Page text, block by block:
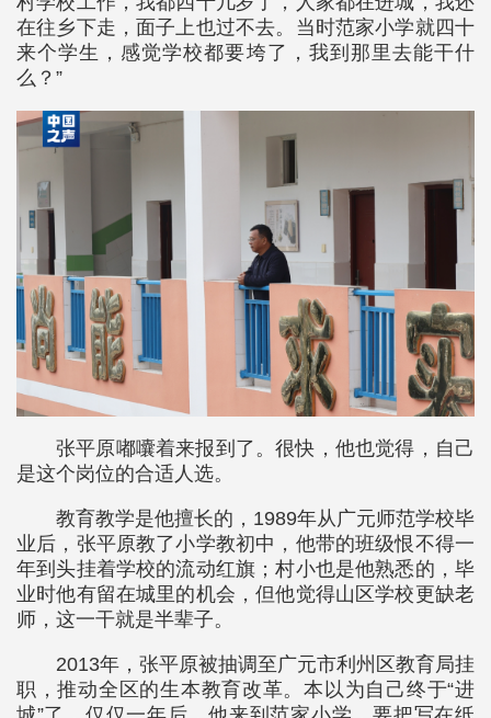
在往乡下走，面子上也过不去。当时范家小学就四十
来个学生，感觉学校都要垮了，我到那里去能干什
么？”
张平原嘟囔着来报到了。很快，他也觉得，自己
是这个岗位的合适人选。
教育教学是他擅长的，1989年从广元师范学校毕
业后，张平原教了小学教初中，他带的班级恨不得一
年到头挂着学校的流动红旗；村小也是他熟悉的，毕
业时他有留在城里的机会，但他觉得山区学校更缺老
师，这一干就是半辈子。
2013年，张平原被抽调至广元市利州区教育局挂
职，推动全区的生本教育改革。本以为自己终于“进